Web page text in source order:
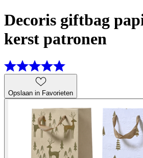
Decoris giftbag
kerst patronen
Opslaan in Favorieten